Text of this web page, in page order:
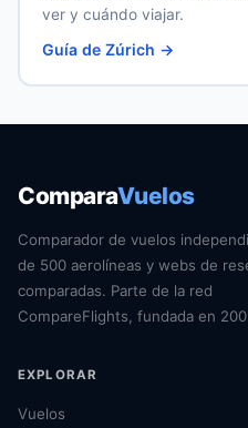
ver y cuándo viajar.
Guía de Zúrich →
ComparaVuelos
Comparador de vuelos
de 500 aerolíneas y webs de
comparadas. Parte de la red
CompareFlights, fundada en
EXPLORAR
Vuelos